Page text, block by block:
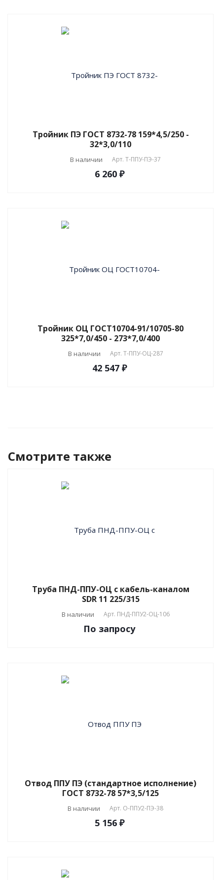
Тройник ПЭ ГОСТ 8732-78 159*4,5/250 -
32*3,0/110
В наличии Арт. T-ППУ-ПЭ-37
6 260 ₽
Тройник ОЦ ГОСТ10704-91/10705-80
325*7,0/450 - 273*7,0/400
В наличии Арт. T-ППУ-ОЦ-287
42 547 ₽
Смотрите также
Труба ПНД-ППУ-ОЦ с кабель-каналом
SDR 11 225/315
В наличии Арт. ПНД-ППУ2-ОЦ-106
По запросу
Отвод ППУ ПЭ (стандартное исполнение)
ГОСТ 8732-78 57*3,5/125
В наличии Арт. О-ППУ2-ПЭ-38
5 156 ₽